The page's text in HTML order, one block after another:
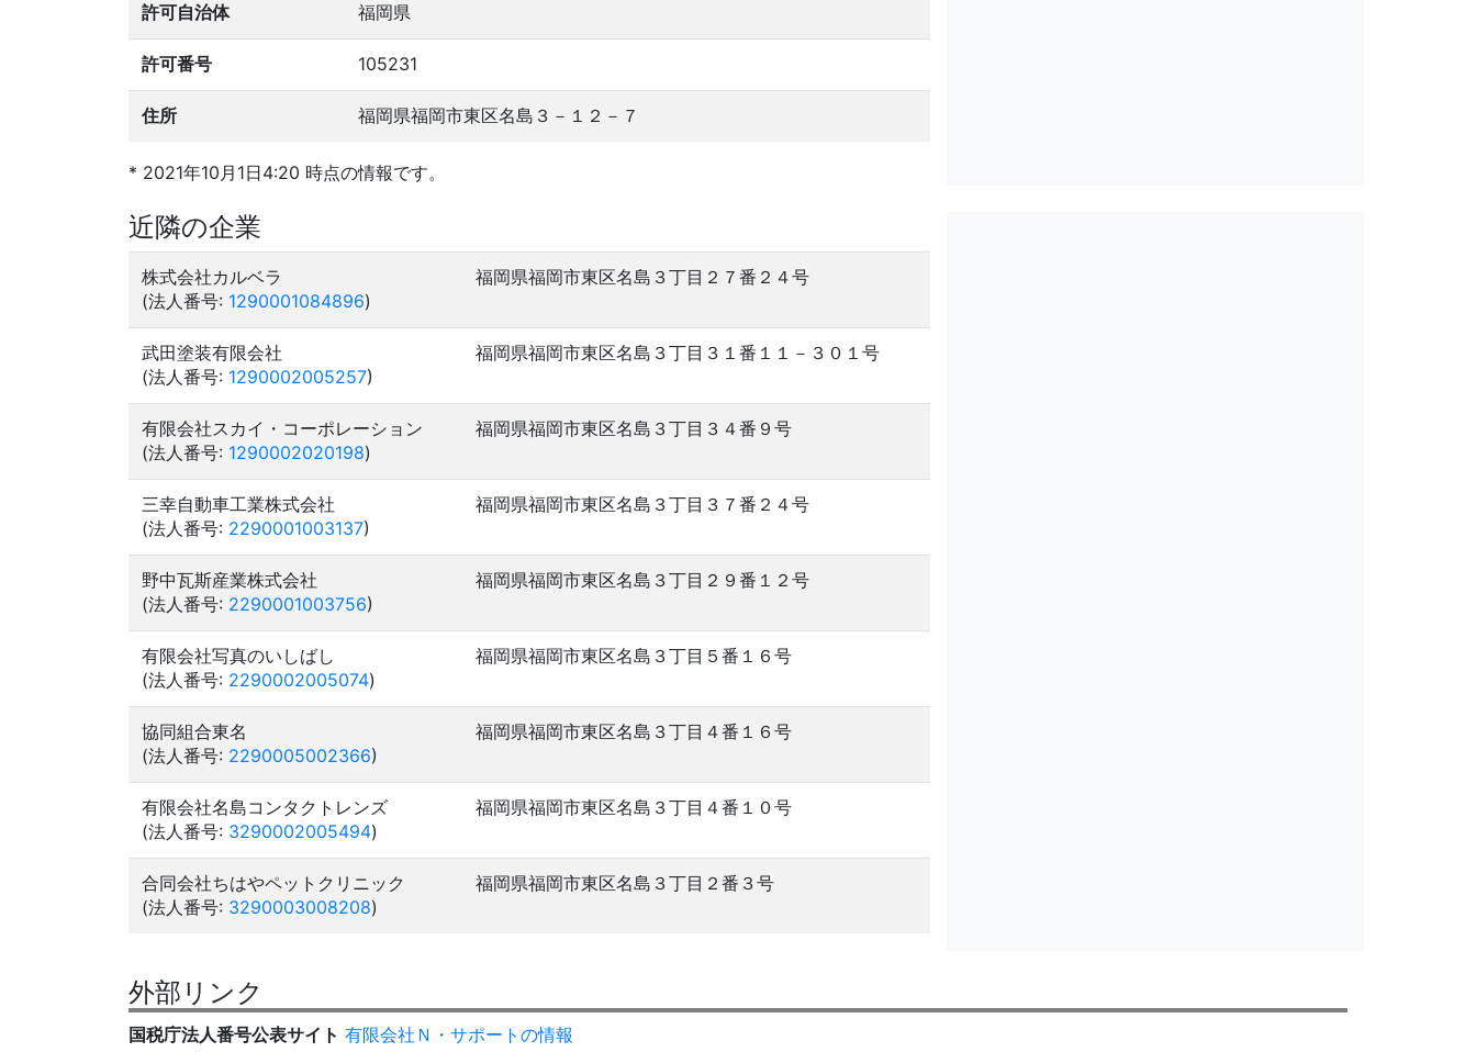
許可自治体 福岡県
許可番号 105231
住所 福岡県福岡市東区名島３－１２－７
* 2021年10月1日4:20 時点の情報です。
近隣の企業
株式会社カルベラ
(法人番号: 1290001084896)
福岡県福岡市東区名島３丁目２７番２４号
武田塗装有限会社
(法人番号: 1290002005257)
福岡県福岡市東区名島３丁目３１番１１－３０１号
有限会社スカイ・コーポレーション
(法人番号: 1290002020198)
福岡県福岡市東区名島３丁目３４番９号
三幸自動車工業株式会社
(法人番号: 2290001003137)
福岡県福岡市東区名島３丁目３７番２４号
野中瓦斯産業株式会社
(法人番号: 2290001003756)
福岡県福岡市東区名島３丁目２９番１２号
有限会社写真のいしばし
(法人番号: 2290002005074)
福岡県福岡市東区名島３丁目５番１６号
協同組合東名
(法人番号: 2290005002366)
福岡県福岡市東区名島３丁目４番１６号
有限会社名島コンタクトレンズ
(法人番号: 3290002005494)
福岡県福岡市東区名島３丁目４番１０号
合同会社ちはやペットクリニック
(法人番号: 3290003008208)
福岡県福岡市東区名島３丁目２番３号
外部リンク
国税庁法人番号公表サイト 有限会社Ｎ・サポートの情報